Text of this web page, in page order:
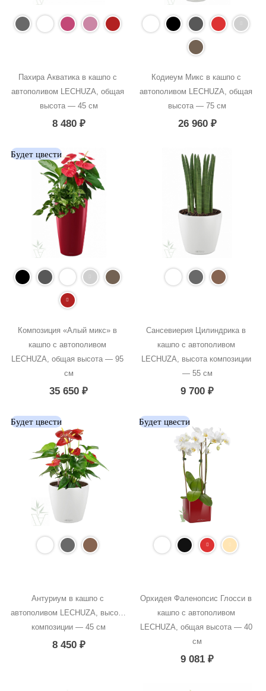
Пахира Акватика в кашпо с
автополивом LECHUZA, общая
высота — 45 см
8 480 ₽
Кодиеум Микс в кашпо с
автополивом LECHUZA, общая
высота — 75 см
26 960 ₽
Будет цвести
Композиция «Алый микс» в
кашпо с автополивом
LECHUZA, общая высота — 95
см
35 650₽
Сансевиерия Цилиндрика в
кашпо с автополивом
LECHUZA, высота композиции
— 55 см
9 700₽
Будет цвести
Антуриум в кашпо с
автополивом LECHUZA, высота
композиции — 45 см
8 450 ₽
Будет цвести
Орхидея Фаленопсис Глосси в
кашпо с автополивом
LECHUZA, общая высота — 40
см
9 081₽